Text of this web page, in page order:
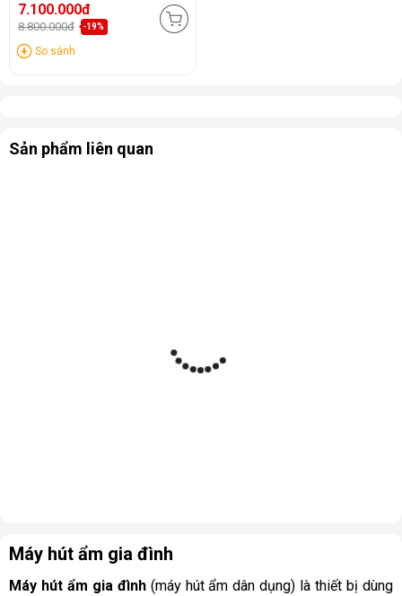
7.100.000đ
8.800.000đ -19%
So sánh
Sản phẩm liên quan
Máy hút ẩm gia đình
Máy hút ẩm gia đình(máy hút ẩm dân dụng) là thiết bị dùng